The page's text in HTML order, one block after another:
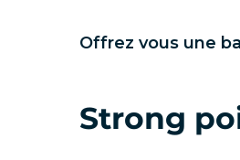
Offrez vous une
Strong